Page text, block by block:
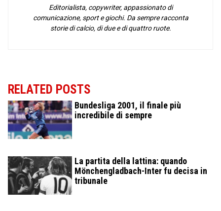
Editorialista, copywriter, appassionato di
comunicazione, sport e giochi. Da sempre racconta
storie di calcio, di due e di quattro ruote.
RELATED POSTS
Bundesliga 2001, il finale più
incredibile di sempre
La partita della lattina: quando
Mönchengladbach-Inter fu decisa in
tribunale